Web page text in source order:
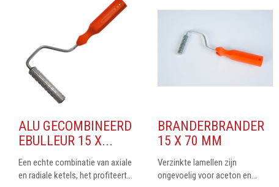
ALU GECOMBINEERD
EBULLEUR 15 X...
Een echte combinatie van axiale
en radiale ketels, het profiteert...
BRANDERBRANDER
15 X 70 MM
Verzinkte lamellen zijn
ongevoelig voor aceton en...